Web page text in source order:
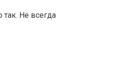
так. Не всегда